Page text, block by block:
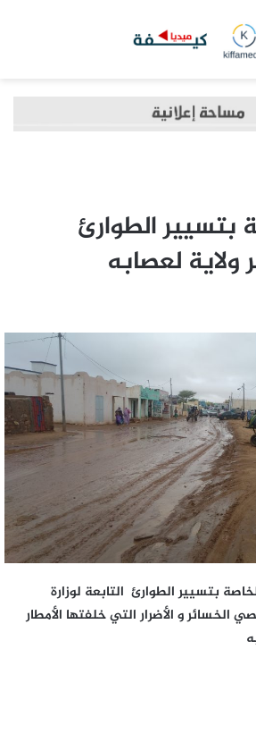
بتسيير الطوارئ
لعصابه
بتسيير الطوارئ التابعة لوزارة
الخسائر و الأضرار التي خلفتها الأمطار